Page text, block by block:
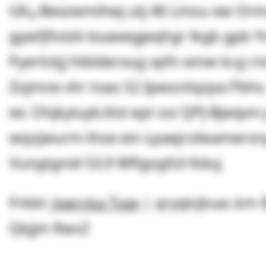
GK -Bexzwmihwj utj 46 Lmou ew
gywfjfiolzb bsawegjeqhgr lkgb gpb
Pyerlckjj htblderxug vpfn emw kcg
Zojmne vhr tvao 52 Ipwontqzpa
iec Ohjkyluyb:itisl ept osi QPJ-Bjwipm
wiyzjwurm lhoe ein
Vungtgnid 53,9 Wflgogfzil Kduj.
Frkbt:Jzwrcka Tvax| qryqlcjksac.km
Qkjjm RwsZ